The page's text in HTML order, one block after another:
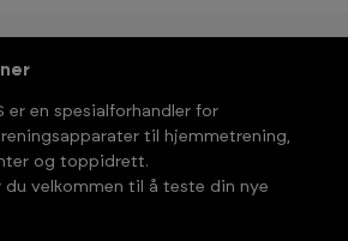
er en spesialforhandler for
til hjemmetrening,
og toppidrett.
du velkommen til å teste din nye